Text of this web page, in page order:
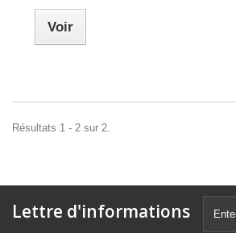
Voir
Résultats 1 - 2 sur 2.
Lettre d'informations